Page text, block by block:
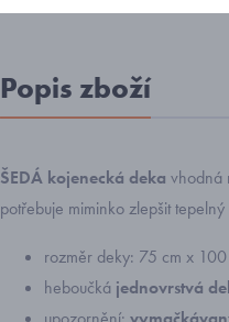
Popis zboží
ŠEDÁ kojenecká deka vhodná
potřebuje miminko zlepšit
rozměr deky: 75 cm x 100
heboučká jednovrstvá